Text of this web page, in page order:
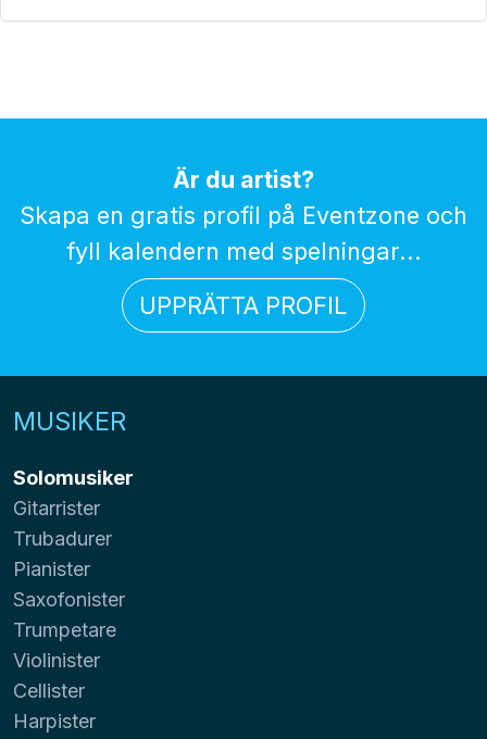
Är du artist?
Skapa en gratis profil på Eventzone och
fyll kalendern med spelningar...
UPPRÄTTA PROFIL
MUSIKER
Solomusiker
Gitarrister
Trubadurer
Pianister
Saxofonister
Trumpetare
Violinister
Cellister
Harpister